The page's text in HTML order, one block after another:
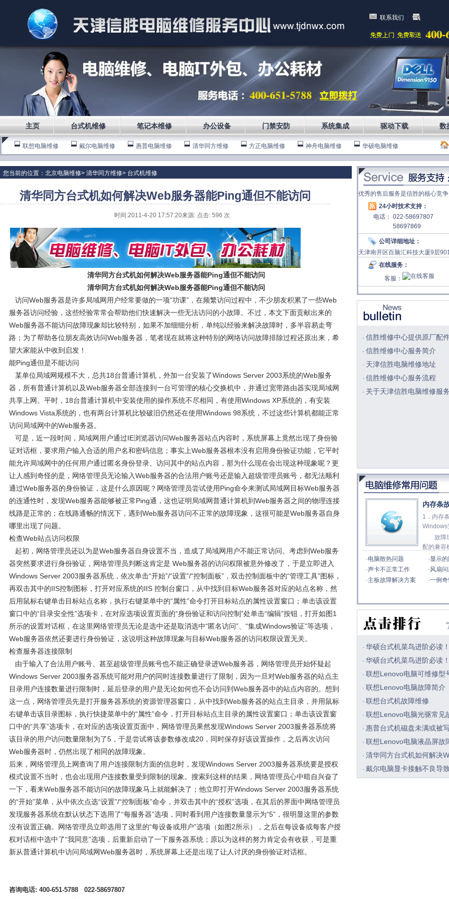
联系我们
主页 台式机维修 笔记本维修 办公设备 门禁安防 系统集成 驱动下载 数
联想电脑维修 戴尔电脑维修 惠普电脑维修 清华同方维修 方正电脑维修 神舟电脑维修
华硕电脑维修
海尔电脑维修
您当前的位置： 北京电脑维修> 清华同方维修> 台式机维修
清华同方台式机如何解决Web服务器能Ping通但不能访问
时间:2011-4-20 17:57:20来源: 点击: 596 次
清华同方台式机如何解决Web服务器能Ping通但不能访问
清华同方台式机如何解决Web服务器能Ping通但不能访问
访问Web服务器是许多局域网用户经常要做的一项“功课”，在频繁访问过程中，不少朋友积累了一些Web
服务器访问经验，这些经验常常会帮助他们快速解决一些无法访问的小故障。不过，本文下面贡献出来的
Web服务器不能访问故障现象却比较特别，如果不加细细分析，单纯以经验来解决故障时，多半容易走弯
路；为了帮助各位朋友高效访问Web服务器，笔者现在就将这种特别的网络访问故障排除过程还原出来，希
望大家能从中收到启发！
能Ping通但是不能访问
某单位局域网规模不大，总共18台普通计算机，外加一台安装了Windows Server 2003系统的Web服务
器，所有普通计算机以及Web服务器全部连接到一台可管理的核心交换机中，并通过宽带路由器实现局域网
共享上网。平时，18台普通计算机中安装使用的操作系统不尽相同，有使用Windows XP系统的，有安装
Windows Vista系统的，也有两台计算机比较破旧仍然还在使用Windows 98系统，不过这些计算机都能正常
访问局域网中的Web服务器。
可是，近一段时间，局域网用户通过IE浏览器访问Web服务器站点内容时，系统屏幕上竟然出现了身份验
证对话框，要求用户输入合适的用户名和密码信息；事实上Web服务器根本没有启用身份验证功能，它平时
能允许局域网中的任何用户通过匿名身份登录、访问其中的站点内容，那为什么现在会出现这种现象呢？更
让人感到奇怪的是，网络管理员无论输入Web服务器的合法用户账号还是输入超级管理员账号，都无法顺利
通过Web服务器的身份验证，这是什么原因呢？网络管理员尝试使用Ping命令来测试局域网目标Web服务器
的连通性时，发现Web服务器能够被正常Ping通，这也证明局域网普通计算机到Web服务器之间的物理连接
线路是正常的；在线路通畅的情况下，遇到Web服务器访问不正常的故障现象，这很可能是Web服务器自身
哪里出现了问题。
检查Web站点访问权限
起初，网络管理员还以为是Web服务器自身设置不当，造成了局域网用户不能正常访问。考虑到Web服务
器突然要求进行身份验证，网络管理员判断这肯定是 Web服务器的访问权限被意外修改了，于是立即进入
Windows Server 2003服务器系统，依次单击“开始”/“设置”/“控制面板”，双击控制面板中的“管理工具”图标，
再双击其中的IIS控制图标，打开对应系统的IIS 控制台窗口，从中找到目标Web服务器对应的站点名称，然
后用鼠标右键单击目标站点名称，执行右键菜单中的“属性”命令打开目标站点的属性设置窗口；单击该设置
窗口中的“目录安全性”选项卡，在对应选项设置页面的“身份验证和访问控制”处单击“编辑”按钮，打开如图1
所示的设置对话框，在这里网络管理员无论是选中还是取消选中“匿名访问”、“集成Windows验证”等选项，
Web服务器依然还要进行身份验证，这说明这种故障现象与目标Web服务器的访问权限设置无关。
检查服务器连接限制
由于输入了合法用户账号、甚至超级管理员账号也不能正确登录进Web服务器，网络管理员开始怀疑起
Windows Server 2003服务器系统可能对用户的同时连接数量进行了限制，因为一旦对Web服务器的站点主
目录用户连接数量进行限制时，延后登录的用户是无论如何也不会访问到Web服务器中的站点内容的。想到
这一点，网络管理员先是打开服务器系统的资源管理器窗口，从中找到Web服务器的站点主目录，并用鼠标
右键单击该目录图标，执行快捷菜单中的“属性”命令，打开目标站点主目录的属性设置窗口；单击该设置窗
口中的“共享”选项卡，在对应的选项设置页面中，网络管理员果然发现Windows Server 2003服务器系统将
该目录的用户访问数量限制为了5，于是尝试将该参数修改成20，同时保存好该设置操作，之后再次访问
Web服务器时，仍然出现了相同的故障现象。
后来，网络管理员上网查询了用户连接限制方面的信息时，发现Windows Server 2003服务器系统要是授权
模式设置不当时，也会出现用户连接数量受到限制的现象。搜索到这样的结果，网络管理员心中暗自兴奋了
一下，看来Web服务器不能访问的故障现象马上就能解决了；他立即打开Windows Server 2003服务器系统
的“开始”菜单，从中依次点选“设置”/“控制面板”命令，并双击其中的“授权”选项，在其后的界面中网络管理员
发现服务器系统在默认状态下选用了“每服务器”选项，同时看到用户连接数量显示为“5”，很明显这里的参数
没有设置正确。网络管理员立即选用了这里的“每设备或用户”选项（如图2所示），之后在每设备或每客户授
权对话框中选中了“我同意”选项，后重新启动了一下服务器系统；原以为这样的努力肯定会有收获，可是重
新从普通计算机中访问局域网Web服务器时，系统屏幕上还是出现了让人讨厌的身份验证对话框。
咨询电话: 400-651-5788 022-58697807
优秀的售后服务是信胜的核心竞争
24小时技术支持：
电话： 022-58697807
58697869
公司详细地址：
天津南开区百脑汇科技大厦9层
在线服务：
客服：
· 信胜维修中心提供原厂配
· 信胜维修中心服务简介
· 天津信胜电脑维修地址
· 信胜维修中心服务流程
· 关于天津信胜电脑维修服
内存条
1．内存
Windows
故障现
配的兼容
·电脑散热问题 ·显示
·声卡不正常工作 ·风扇
·主板故障解决方案 ·一例
· 华硕台式机菜鸟进阶必读
· 华硕台式机菜鸟进阶必读
· 联想Lenovo电脑可维修型
· 联想Lenovo电脑故障简介
· 联想台式机故障维修
· 联想Lenovo电脑光驱常见
· 惠普台式机磁盘未满或被
· 联想Lenovo电脑液晶屏故
· 清华同方台式机如何解决
· 戴尔电脑显卡接触不良导